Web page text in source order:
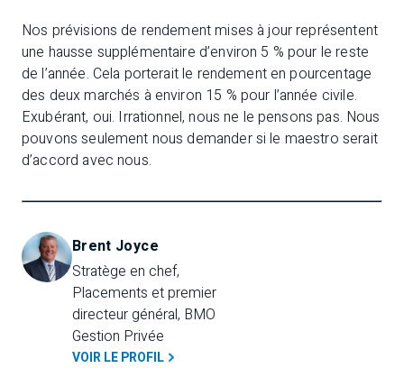
Nos prévisions de rendement mises à jour représentent
une hausse supplémentaire d’environ 5 % pour le reste
de l’année. Cela porterait le rendement en pourcentage
des deux marchés à environ 15 % pour l’année civile.
Exubérant, oui. Irrationnel, nous ne le pensons pas. Nous
pouvons seulement nous demander si le maestro serait
d’accord avec nous.
Brent Joyce
Stratège en chef,
Placements et premier
directeur général, BMO
Gestion Privée
VOIR LE PROFIL